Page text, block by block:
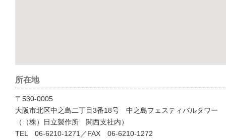
所在地
〒530-0005
大阪市北区中之島二丁目3番18号 中之島フェスティバルタワー
（（株）日立製作所 関西支社内）
TEL 06-6210-1271／FAX 06-6210-1272